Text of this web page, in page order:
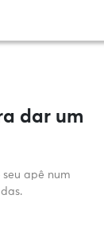
dar um
apê num